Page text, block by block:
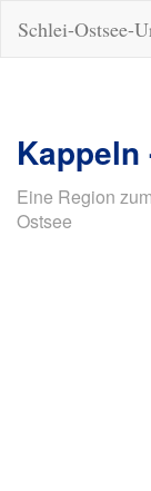
Schlei-Ostsee-
Kappeln
Eine Region
Ostsee